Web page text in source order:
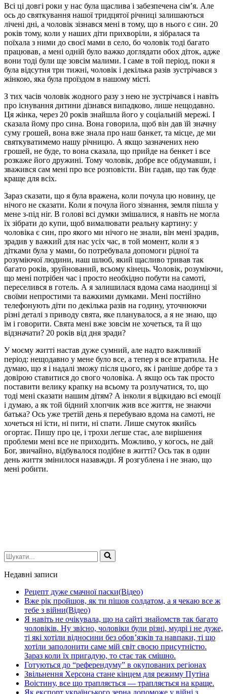
Всі ці довгі роки у нас була щаслива і забезпечена сім’я. Але
ось до святкування нашої тридцятої річниці залишаються
лічені дні, а чоловік зізнався мені в тому, що в нього є син. 20
років тому, коли у наших діти прихворіли, я зібралася та
поїхала з ними до своєї мами в село, бо чоловік тоді багато
працював, а мені одній було важко доглядати обох діток, адже
вони тоді були ще зовсім малими. І саме в той період, поки я
була відсутня три тижні, чоловік і декілька разів зустрічався з
жінкою, яка була проїздом в нашому місті.
З тих часів чоловік жодного разу з нею не зустрічався і навіть
про існування дитини дізнався випадково, лише нещодавно.
Ця жінка, через 20 років знайшла його у соціальній мережі. І
сказала йому про сина. Вона говорила, щоб він дав їй значну
суму грошей, вона вже знала про наш банкет, та місце, де ми
святкуватимемо нашу річницю. А якщо зазначених нею
грошей, не буде, то вона сказала, що прийде на бенкет і все
розкаже його дружині. Тому чоловік, добре все обдумавши, і
зважився сам мені про все розповісти. Він гадав, що так буде
краще для всіх.
Зараз сказати, що я була вражена, коли почула цю новину, це
нічого не сказати. Коли я почула його зізнання, земля пішла у
мене з-під ніг. В голові всі думки змішалися, я навіть не могла
їх зібрати до купи, щоб вималювати реальну картину: у
чоловіка є син, про якого ми нічого не знали, він мені зрадив,
зрадив у важкий для нас усіх час, в той момент, коли я з
дітками була у мами, бо потребувала допомоги рідної та
розуміючої людини, наш шлюб, який щасливо тривав так
багато років, зруйнований, всьому кінець. Чоловік, розуміючи,
що мені потрібен час і просто необхідно побути на самоті,
переселився в готель. А я залишилася вдома сама наодинці зі
своїми непростими та важкими думками. Мені постійно
телефонують діти по декілька разів на годину, уточнюючи
різні деталі з приводу свята, яке планувалося, а я не знаю, що
їм і говорити. Свята мені вже зовсім не хочеться, та й що
відзначати? 20 років від дня зради?
У моєму житті настав дуже сумний, але надто важливий
період: нещодавно у мене було все, а тепер я все втратила. Не
думаю, що я і надалі зможу після цього, як і раніше добре та з
довірою ставитися до свого чоловіка. А якщо ось так просто
поставити велику крапку на всьому та розлучатися, то, що
тоді мені сказати нашим дітям? А інколи я відкидаю всі емоції
і думаю, а як той бідний хлопчик жив все життя, не знаючи
батька? Ось уже третій день я перебуваю вдома на самоті, не
хочеться ні їсти, ні пити, ні спати. Лише смуток якийсь
огортає. Пишу про це, і трохи легше стає, але вирішення
проблеми мені все не приходить. Можливо, у когось, не дай
Бог, звичайно, відбувалося подібне в житті? Ось так в один
день життя змінилося назавжди. Я розгублена і не знаю, що
мені робити.
Шукати...
Недавні записи
Рецепт дуже смачної паски(Відео)
Вже рік пройшов, як ти пішов солдатом, а я чекаю все ж
тебе з війни(Відео)
Я навіть не очікувала, що на сайті знайомств так багато
чоловіків. Ну звісно, чоловіки були різні, мудрі і не дуже,
ті які хотіли відносини без обов’язків та навпаки, ті що
хотіли заполонити саме мій світ своєю присутністю.
Зараз коли їх пригадую, то стає так смішно.
Готуються до “референдуму” в окупованих регіонах
Звільнення Херсона стане кінцем для режиму Путіна
Воістину, все що трапляється — трапляється на краще.
Як експорт українського зерна допоможе у війні з